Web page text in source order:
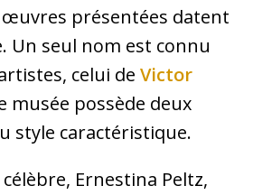
œuvres présentées datent
Un seul nom est connu
celui de Victor
musée possède deux
style caractéristique.
Ernestina Peltz,